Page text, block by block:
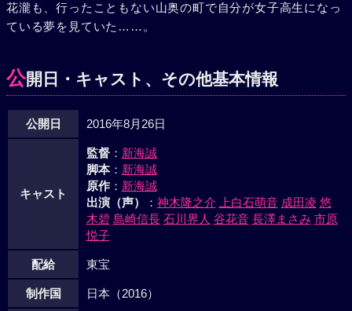
花瀧も、行ったこともない山奥の町で自分が女子高生になっ
ている夢を見ていた……。
公開日・キャスト、その他基本情報
公開日 2016年8月26日
キャスト
監督： 新海誠
脚本： 新海誠
原作： 新海誠
出演（声）
： 神木隆之介 上白石萌音 成田凌 悠
木碧 島崎信長 石川界人 谷花音 長澤まさみ 市原
悦子
配給 東宝
制作国 日本（2016）